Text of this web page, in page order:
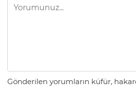
Gönderilen yorumların küfür,